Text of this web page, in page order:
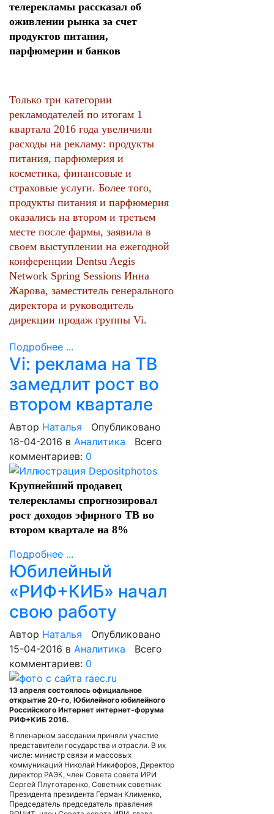
телерекламы рассказал об
оживлении рынка за счет
продуктов питания,
парфюмерии и банков
Только три категории
рекламодателей по итогам 1
квартала 2016 года увеличили
расходы на рекламу: продукты
питания, парфюмерия и
косметика, финансовые и
страховые услуги. Более того,
продукты питания и парфюмерия
оказались на втором и третьем
месте после фармы, заявила в
своем выступлении на ежегодной
конференции Dentsu Aegis
Network Spring Sessions Инна
Жарова, заместитель генерального
директора и руководитель
дирекции продаж группы Vi.
Подробнее ...
Vi: реклама на ТВ
замедлит рост во
втором квартале
Автор Наталья
Опубликовано
18-04-2016 в Аналитика Всего
комментариев: 0
Крупнейший продавец
телерекламы спрогнозировал
рост доходов эфирного ТВ во
втором квартале на 8%
Подробнее ...
Юбилейный
«РИФ+КИБ» начал
свою работу
Автор Наталья
Опубликовано
15-04-2016 в Аналитика Всего
комментариев: 0
13 апреля состоялось официальное
открытие 20-го, Юбилейного юбилейного
Российского Интернет интернет-форума
РИФ+КИБ 2016.
В пленарном заседании приняли участие
представители государства и отрасли. В их
числе: министр связи и массовых
коммуникаций Николай Никифоров, Директор
директор РАЭК, член Совета совета ИРИ
Сергей Плуготаренко, Советник советник
Президента президента Герман Клименко,
Председатель председатель правления